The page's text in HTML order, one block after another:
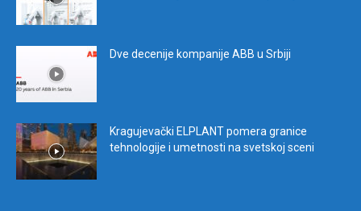
Dve decenije kompanije ABB u Srbiji
Kragujevački ELPLANT pomera granice
tehnologije i umetnosti na svetskoj sceni